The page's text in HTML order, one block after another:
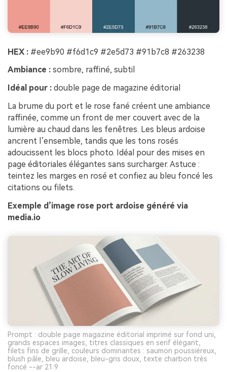
HEX : #ee9b90 #f6d1c9 #2e5d73 #91b7c8 #263238
Ambiance : sombre, raffiné, subtil
Idéal pour : double page de magazine éditorial
La brume du port et le rose fané créent une ambiance
raffinée, comme un front de mer couvert avec de la
lumière au chaud dans les fenêtres. Les bleus ardoise
ancrent l’ensemble, tandis que les tons rosés
adoucissent les blocs photo. Idéal pour des mises en
page éditoriales élégantes sans surcharger. Astuce :
teintez les marges en rosé et confiez au bleu foncé les
citations ou filets.
Exemple d’image rose port ardoise généré via
media.io
Prompt : double page magazine éditorial imprimé sur fond uni,
grands espaces images, titres classiques en serif élégant,
filets fins de grille, couleurs dominantes : saumon poussiéreux,
blush pâle, bleu ardoise, bleu-gris doux, texte charbon très
foncé --ar 21:9